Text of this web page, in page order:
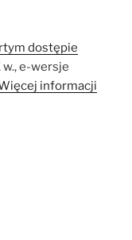
dostępie
w., e-wersje
informacji